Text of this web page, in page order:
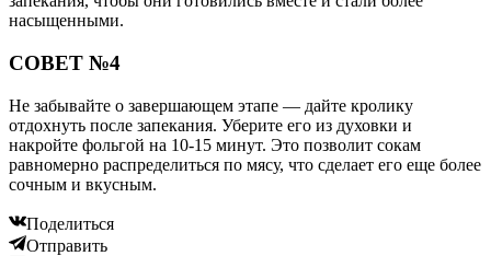
насыщенными.
СОВЕТ №4
Не забывайте о завершающем этапе — дайте кролику
отдохнуть после запекания. Уберите его из духовки и
накройте фольгой на 10-15 минут. Это позволит сокам
равномерно распределиться по мясу, что сделает его еще более
сочным и вкусным.
Поделиться
Отправить